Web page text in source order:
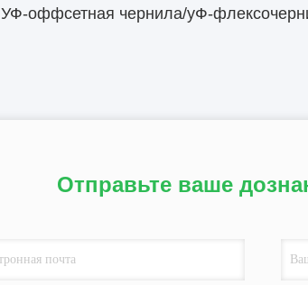
УФ-оффсетная чернила/уФ-
Отправьте ваше